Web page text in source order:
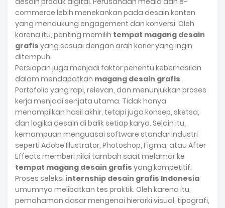
commerce lebih menekankan pada desain konten
yang mendukung engagement dan konversi. Oleh
karena itu, penting memilih tempat magang desain
grafis yang sesuai dengan arah karier yang ingin
ditempuh.
Persiapan juga menjadi faktor penentu keberhasilan
dalam mendapatkan magang desain grafis.
Portofolio yang rapi, relevan, dan menunjukkan proses
kerja menjadi senjata utama. Tidak hanya
menampilkan hasil akhir, tetapi juga konsep, sketsa,
dan logika desain di balik setiap karya. Selain itu,
kemampuan menguasai software standar industri
seperti Adobe Illustrator, Photoshop, Figma, atau After
Effects memberi nilai tambah saat melamar ke
tempat magang desain grafis yang kompetitif.
Proses seleksi internship desain grafis Indonesia
umumnya melibatkan tes praktik. Oleh karena itu,
pemahaman dasar mengenai hierarki visual, tipografi,